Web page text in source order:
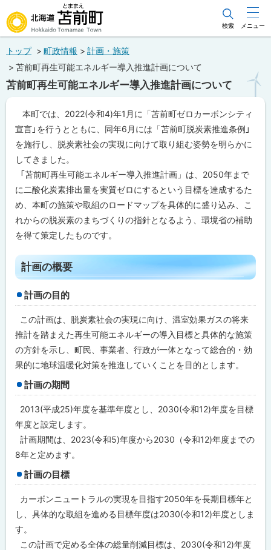
文
メ
ュ
北海道苫前町
Hokkaido Tomamae Town
検索 メニュー
トップ 町政情報
計画・施策
苫前町再生可能エネルギー導入推進計画について
苫前町再生可能エネルギー導入推進計画について
本町では、2022(令和4)年1月に「苫前町ゼロカーボンシティ
宣言」を行うとともに、同年6月には「苫前町脱炭素推進条例」
を施行し、脱炭素社会の実現に向けて取り組む姿勢を明らかに
してきました。
「苫前町再生可能エネルギー導入推進計画」は、2050年まで
に二酸化炭素排出量を実質ゼロにするという目標を達成するた
め、本町の施策や取組のロードマップを具体的に盛り込み、こ
れからの脱炭素のまちづくりの指針となるよう、環境省の補助
を得て策定したものです。
ペ
ー
ジ
内
目
次
計
の
概
要
計
画
本
文
及
び
概
要
版
問
合
せ
先
・
担
計画の概要
計画の目的
この計画は、脱炭素社会の実現に向け、温室効果ガスの将来
推計を踏まえた再生可能エネルギーの導入目標と具体的な施策
の方針を示し、町民、事業者、行政が一体となって総合的・効
果的に地球温暖化対策を推進していくことを目的とします。
計画の期間
2013(平成25)年度を基準年度とし、2030(令和12)年度を目標
年度と設定します。
計画期間は、2023(令和5)年度から2030（令和12)年度までの
8年と定めます。
計画の目標
カーボンニュートラルの実現を目指す2050年を長期目標年と
し、具体的な取組を進める目標年度は2030(令和12)年度としま
す。
この計画で定める全体の総量削減目標は、2030(令和12)年度